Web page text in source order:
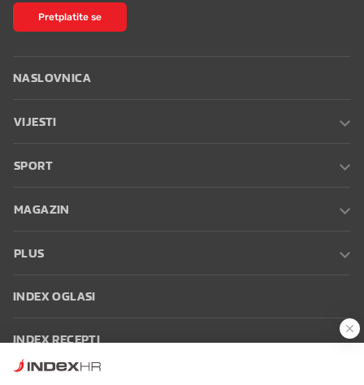
Pretplatite se
NASLOVNICA
VIJESTI
SPORT
MAGAZIN
PLUS
INDEX OGLASI
INDEX RECEPTI